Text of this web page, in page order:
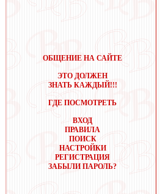
ОБЩЕНИЕ НА САЙТЕ
ЭТО ДОЛЖЕН
ЗНАТЬ КАЖДЫЙ!!!
ГДЕ ПОСМОТРЕТЬ
ВХОД
ПРАВИЛА
ПОИСК
НАСТРОЙКИ
РЕГИСТРАЦИЯ
ЗАБЫЛИ ПАРОЛЬ?